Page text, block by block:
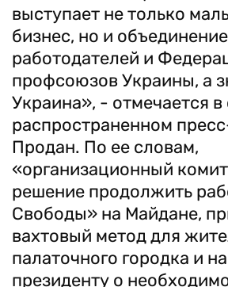
выступает не только
бизнес, но и
работодателей и
профсоюзов Украины, а
Украина», - отмечается
распространенном
Продан. По ее словам,
«организационный
решение продолжить
Свободы» на Майдане,
вахтовый метод для
палаточного городка и
президенту о